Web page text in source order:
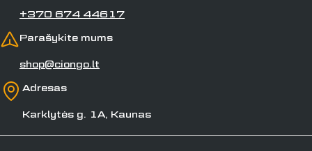
+370 674 44617
Parašykite mums
shop@ciongo.lt
Adresas
Karklytės g. 1A, Kaunas